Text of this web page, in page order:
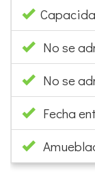
No se
No se
Fecha